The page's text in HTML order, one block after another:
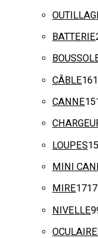
BATTERIE
CÂBLE16
CANNE15
LOUPES15
MINI
MIRE17
NIVELLE9